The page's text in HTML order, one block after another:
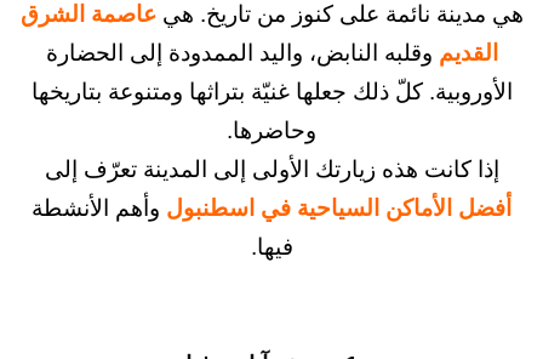
نائمة على كنوز من تاريخ. هيعاصمة الشرق
وقلبه النابض، واليد الممدودة إلى الحضارة
كلّ ذلك جعلها غنيّة بتراثها ومتنوعة بتاريخها
وحاضرها.
هذه زيارتك الأولى إلى المدينة تعرّف إلى
السياحية في اسطنبولوأهم الأنشطة